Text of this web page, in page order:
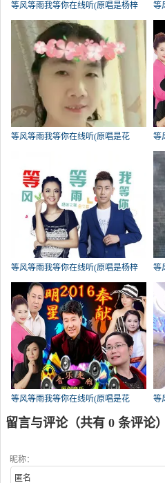
等风等雨我等你在线听(原唱是杨梓
文祺/金久哲)，奈&叶演唱点播:983次
等
播
等风等雨我等你在线听(原唱是花
等
走
等风等雨我等你在线听(原唱是杨梓
文祺/金久哲)，金鱼情歌未来演唱点
播:294次
等
播
等风等雨我等你在线听(原唱是花
树)，红尘情歌王全莲演唱点播:255次
等
树
留言与评论（共有 0 条评论）
昵称：